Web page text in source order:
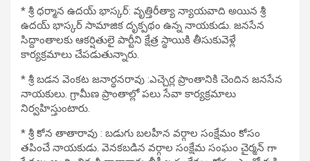
* శ్రీ ధర్మాన ఉదయ్ భాస్కర్: వృత్తిరీత్యా న్యాయవాది అయిన శ్రీ
ఉదయ్ భాస్కర్ సామాజిక దృక్పథం ఉన్న నాయకుడు. జనసేన
సిద్దాంతాలకు ఆకర్షితులై పార్టీని క్షేత్ర స్థాయికి తీసుకువెళ్లే
కార్యక్రమాలు చేపడుతున్నారు.
* శ్రీ బడన వెంకట జనార్ధనరావు :ఎచ్చెర్ల ప్రాంతానికి చెందిన జనసేన
నాయకులు. గ్రామీణ ప్రాంతాల్లో పలు సేవా కార్యక్రమాలు
నిర్వహిస్తుంటారు.
* శ్రీ కోన తాతారావు : బడుగు బలహీన వర్గాల సంక్షేమం కోసం
తపించే నాయకుడు. వెనకబడిన వర్గాల సంక్షేమ సంఘం చైర్మన్ గా